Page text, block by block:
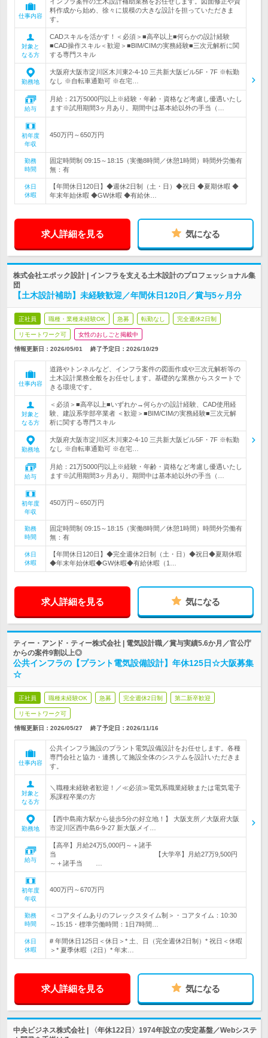
仕事内容
料作成から始め、徐々に規模の大きな設計を担っていただきま
す。
対象と
なる方
CADスキルを活かす！＜必須＞■高卒以上■何らかの設計経験
■CAD操作スキル＜歓迎＞■BIM/CIMの実務経験■三次元解析に関
する専門スキル
勤務地
大阪府大阪市淀川区木川東2-4-10 三共新大阪ビル5F・7F ※転勤
なし ※自転車通勤可 ※在宅…
給与
月給：21万5000円以上※経験・年齢・資格など考慮し優遇いたし
ます※試用期間3ヶ月あり。期間中は基本給以外の手当（…
初年度
年収
450万円～650万円
勤務
時間
固定時間制 09:15～18:15（実働8時間／休憩1時間）時間外労働有
無：有
休日
休暇
【年間休日120日】◆週休2日制（土・日）◆祝日 ◆夏期休暇 ◆
年末年始休暇 ◆GW休暇 ◆有給休…
求人詳細を見る 気になる
株式会社エポック設計 | インフラを支える土木設計のプロフェッショナル集
団
【土木設計補助】未経験歓迎／年間休日120日／賞与5ヶ月分
正社員 職種・業種未経験OK 急募 転勤なし 完全週休2日制
リモートワーク可 女性のおしごと掲載中
情報更新日：2026/05/01 終了予定日： 2026/10/29
仕事内容
道路やトンネルなど、インフラ案件の図面作成や三次元解析等の
土木設計業務全般をお任せします。基礎的な業務からスタートで
きる環境です。
対象と
なる方
＜必須＞■高卒以上■いずれか→何らかの設計経験、CAD使用経
験、建設系学部卒業者 ＜歓迎＞■BIM/CIMの実務経験■三次元解
析に関する専門スキル
勤務地
大阪府大阪市淀川区木川東2-4-10 三共新大阪ビル5F・7F ※転勤
なし ※自転車通勤可 ※在宅…
給与
月給：21万5000円以上※経験・年齢・資格など考慮し優遇いたし
ます※試用期間3ヶ月あり。期間中は基本給以外の手当（…
初年度
年収
450万円～650万円
勤務
時間
固定時間制 09:15～18:15（実働8時間／休憩1時間）時間外労働有
無：有
休日
休暇
【年間休日120日】◆完全週休2日制（土・日）◆祝日◆夏期休暇
◆年末年始休暇◆GW休暇◆有給休暇（1…
求人詳細を見る 気になる
ティー・アンド・ティー株式会社 | 電気設計職／賞与実績5.6か月／官公庁
からの案件9割以上◎
公共インフラの【プラント電気設備設計】年休125日☆大阪募集
☆
正社員 職種未経験OK 急募 完全週休2日制 第二新卒歓迎
リモートワーク可
情報更新日：2026/05/27 終了予定日： 2026/11/16
仕事内容
公共インフラ施設のプラント電気設備設計をお任せします。各種
専門会社と協力・連携して施設全体のシステムを設計いただきま
す。
対象と
なる方
＼職種未経験者歓迎！／≪必須≫電気系職業経験または電気電子
系課程卒業の方
勤務地
【西中島南方駅から徒歩5分の好立地！】 大阪支所／大阪府大阪
市淀川区西中島6-9-27 新大阪メイ…
給与
【高卒】月給24万5,000円～＋諸手
当 【大学卒】月給27万9,500円
～＋諸手当 …
初年度
年収
400万円～670万円
勤務
時間
＜コアタイムありのフレックスタイム制＞・コアタイム：10:30
～15:15・標準労働時間：1日7時間…
休日
休暇
# 年間休日125日＜休日＞* 土、日（完全週休2日制）* 祝日＜休暇
＞* 夏季休暇（2日）* 年末…
求人詳細を見る 気になる
中央ビジネス株式会社 | 〈年休122日〉1974年設立の安定基盤／Webシステ